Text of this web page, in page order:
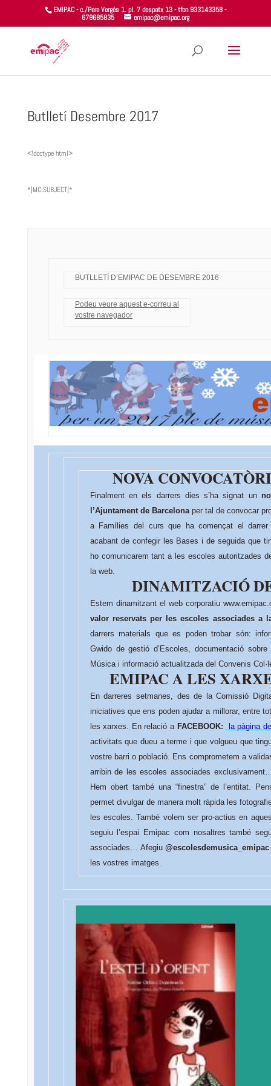
EMIPAC - c./Pere Vergés 1. pl. 7 despatx 13 - tfon 933143358 -
679685835
emipac@emipac.org
Butlletí Desembre 2017
<!doctype html>
*|MC:SUBJECT|*
BUTLLETÍ D’EMIPAC DE DESEMBRE 2016
Podeu veure aquest e-correu al
vostre navegador
NOVA
Finalment en els darrers dies s’ha signat un
l’Ajuntament de Barcelonaper tal de convocar
a Famílies del curs que ha començat el
acabant de confegir les Bases i de seguida que
ho comunicarem tant a les escoles autoritzades
la web.
DINAMITZACIÓ
Estem dinamitzant el web corporatiu
valor reservats per les escoles associades a
darrers materials que es poden trobar són:
Gwido de gestió d’Escoles, documentació
Música i informació actualitzada del Convenis
EMIPAC A LES
En darreres setmanes, des de la Comissió
iniciatives que ens poden ajudar a millorar, entre
les xarxes. En relació a FACEBOOK:
la pàgina
activitats que dueu a terme i que volgueu que
vostre barri o població. Ens comprometem a
arribin de les escoles associades
Hem obert també una “finestra” de l’entitat.
permet divulgar de manera molt ràpida les
les escoles. També volem ser pro-actius en
seguiu l’espai Emipac com nosaltres també
associades… Afegiu
les vostres imatges.